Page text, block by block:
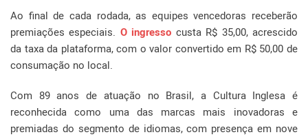
Ao final de cada rodada, as equipes vencedoras receberão
premiações especiais. O ingresso custa R$ 35,00, acrescido
da taxa da plataforma, com o valor convertido em R$ 50,00 de
consumação no local.
Com 89 anos de atuação no Brasil, a Cultura Inglesa é
reconhecida como uma das marcas mais inovadoras e
premiadas do segmento de idiomas, com presença em nove